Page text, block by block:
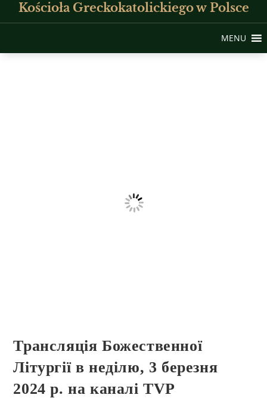
Kościoła Greckokatolickiego w Polsce
MENU
Трансляція Божественної
Літургії в неділю, 3 березня
2024 р. на каналі TVP